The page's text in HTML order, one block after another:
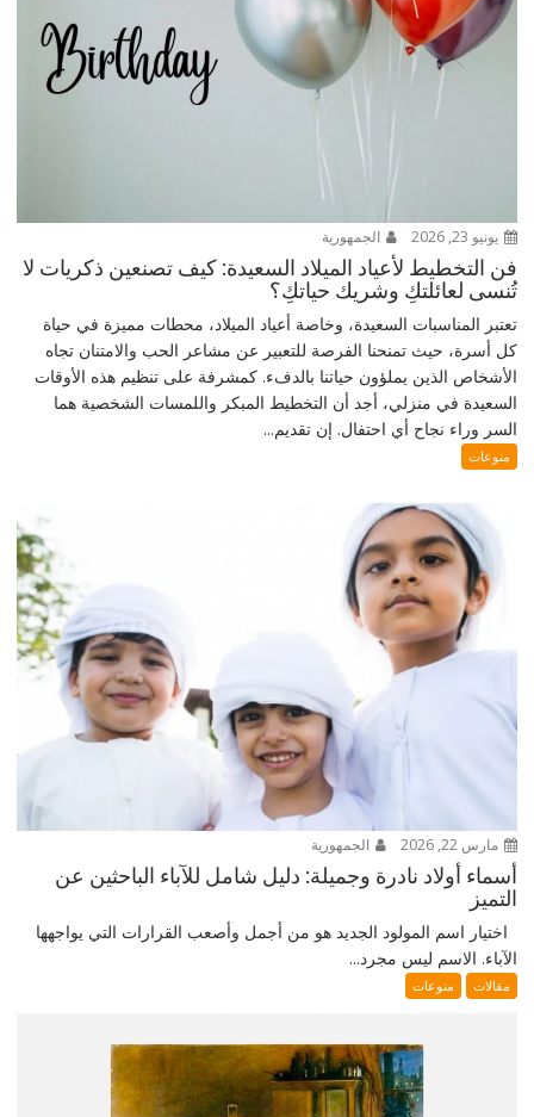
يونيو 23, 2026 الجمهورية
فن التخطيط لأعياد الميلاد السعيدة: كيف تصنعين ذكريات لا
تُنسى لعائلتكِ وشريك حياتكِ؟
تعتبر المناسبات السعيدة، وخاصة أعياد الميلاد، محطات مميزة في حياة
كل أسرة، حيث تمنحنا الفرصة للتعبير عن مشاعر الحب والامتنان تجاه
الأشخاص الذين يملؤون حياتنا بالدفء. كمشرفة على تنظيم هذه الأوقات
السعيدة في منزلي، أجد أن التخطيط المبكر واللمسات الشخصية هما
السر وراء نجاح أي احتفال. إن تقديم...
منوعات
مارس 22, 2026 الجمهورية
أسماء أولاد نادرة وجميلة: دليل شامل للآباء الباحثين عن
التميز
اختيار اسم المولود الجديد هو من أجمل وأصعب القرارات التي يواجهها
الآباء. الاسم ليس مجرد...
مقالات منوعات